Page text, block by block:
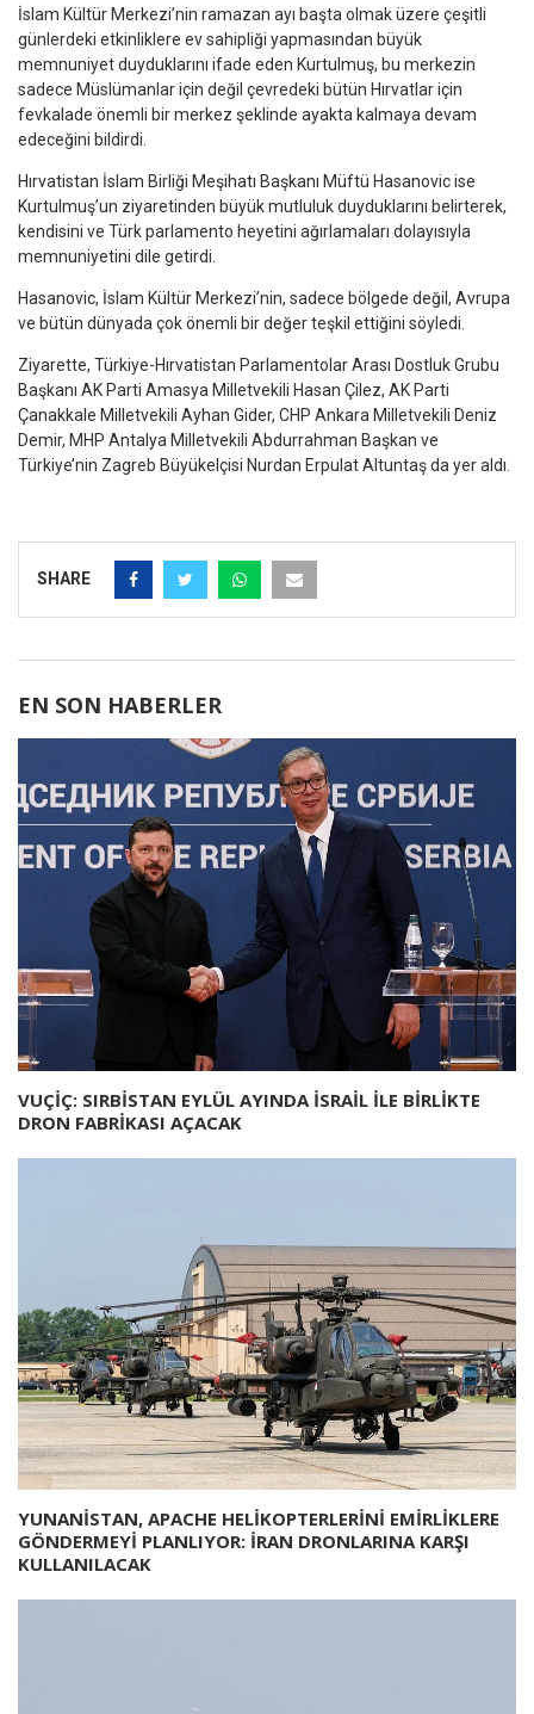
İslam Kültür Merkezi’nin ramazan ayı başta olmak üzere çeşitli
günlerdeki etkinliklere ev sahipliği yapmasından büyük
memnuniyet duyduklarını ifade eden Kurtulmuş, bu merkezin
sadece Müslümanlar için değil çevredeki bütün Hırvatlar için
fevkalade önemli bir merkez şeklinde ayakta kalmaya devam
edeceğini bildirdi.
Hırvatistan İslam Birliği Meşihatı Başkanı Müftü Hasanovic ise
Kurtulmuş’un ziyaretinden büyük mutluluk duyduklarını belirterek,
kendisini ve Türk parlamento heyetini ağırlamaları dolayısıyla
memnuniyetini dile getirdi.
Hasanovic, İslam Kültür Merkezi’nin, sadece bölgede değil, Avrupa
ve bütün dünyada çok önemli bir değer teşkil ettiğini söyledi.
Ziyarette, Türkiye-Hırvatistan Parlamentolar Arası Dostluk Grubu
Başkanı AK Parti Amasya Milletvekili Hasan Çilez, AK Parti
Çanakkale Milletvekili Ayhan Gider, CHP Ankara Milletvekili Deniz
Demir, MHP Antalya Milletvekili Abdurrahman Başkan ve
Türkiye’nin Zagreb Büyükelçisi Nurdan Erpulat Altuntaş da yer aldı.
SHARE
EN SON HABERLER
VUÇİÇ: SIRBİSTAN EYLÜL AYINDA İSRAİL İLE BİRLİKTE
DRON FABRİKASI AÇACAK
YUNANİSTAN, APACHE HELİKOPTERLERİNİ EMİRLİKLERE
GÖNDERMEYİ PLANLIYOR: İRAN DRONLARINA KARŞI
KULLANILACAK